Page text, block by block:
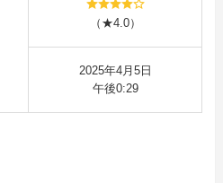
（★4.0）
2025年4月5日
午後0:29